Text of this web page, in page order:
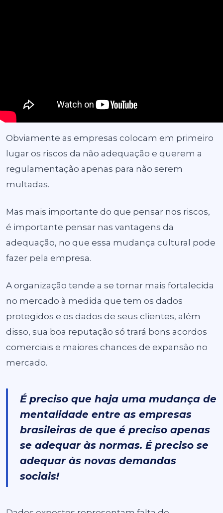
Obviamente as empresas colocam em primeiro
lugar os riscos da não adequação e querem a
regulamentação apenas para não serem
multadas.
Mas mais importante do que pensar nos riscos,
é importante pensar nas vantagens da
adequação, no que essa mudança cultural pode
fazer pela empresa.
A organização tende a se tornar mais fortalecida
no mercado à medida que tem os dados
protegidos e os dados de seus clientes, além
disso, sua boa reputação só trará bons acordos
comerciais e maiores chances de expansão no
mercado.
É preciso que haja uma mudança de
mentalidade entre as empresas
brasileiras de que é preciso apenas
se adequar às normas. É preciso se
adequar às novas demandas
sociais!